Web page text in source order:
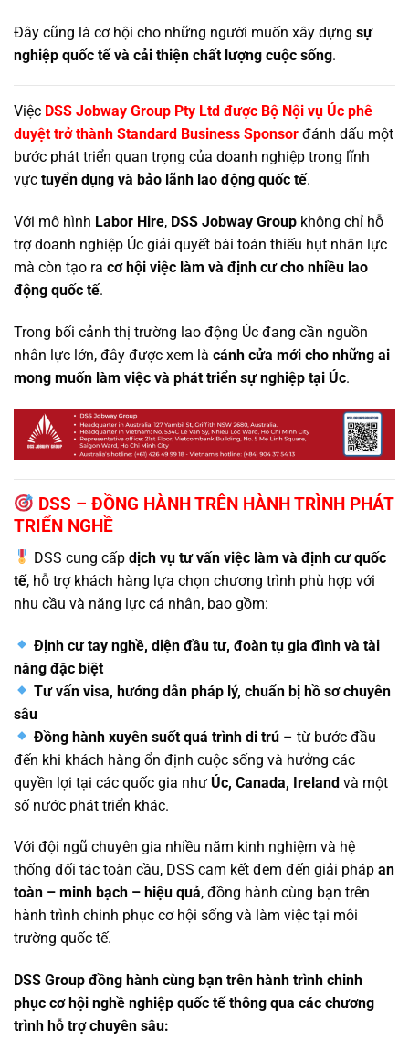
Đây cũng là cơ hội cho những người muốn xây dựng sự
nghiệp quốc tế và cải thiện chất lượng cuộc sống.
Việc DSS Jobway Group Pty Ltd được Bộ Nội vụ Úc phê
duyệt trở thành Standard Business Sponsor đánh dấu một
bước phát triển quan trọng của doanh nghiệp trong lĩnh
vực tuyển dụng và bảo lãnh lao động quốc tế.
Với mô hình Labor Hire, DSS Jobway Group không chỉ hỗ
trợ doanh nghiệp Úc giải quyết bài toán thiếu hụt nhân lực
mà còn tạo ra cơ hội việc làm và định cư cho nhiều lao
động quốc tế.
Trong bối cảnh thị trường lao động Úc đang cần nguồn
nhân lực lớn, đây được xem là cánh cửa mới cho những ai
mong muốn làm việc và phát triển sự nghiệp tại Úc.
DSS – ĐỒNG HÀNH TRÊN HÀNH TRÌNH PHÁT
TRIỂN NGHỀ
DSS cung cấpdịch vụ tư vấn việc làm và định cư quốc
tế, hỗ trợ khách hàng lựa chọn chương trình phù hợp với
nhu cầu và năng lực cá nhân, bao gồm:
Định cư tay nghề, diện đầu tư, đoàn tụ gia đình và tài
năng đặc biệt
Tư vấn visa, hướng dẫn pháp lý, chuẩn bị hồ sơ chuyên
sâu
Đồng hành xuyên suốt quá trình di trú – từ bước đầu
đến khi khách hàng ổn định cuộc sống và hưởng các
quyền lợi tại các quốc gia như Úc, Canada, Ireland và một
số nước phát triển khác.
Với đội ngũ chuyên gia nhiều năm kinh nghiệm và hệ
thống đối tác toàn cầu, DSS cam kết đem đến giải pháp an
toàn – minh bạch – hiệu quả, đồng hành cùng bạn trên
hành trình chinh phục cơ hội sống và làm việc tại môi
trường quốc tế.
DSS Group đồng hành cùng bạn trên hành trình chinh
phục cơ hội nghề nghiệp quốc tế thông qua các chương
trình hỗ trợ chuyên sâu: